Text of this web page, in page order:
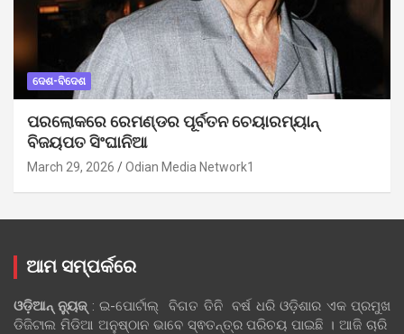
ଦେଶ-ବିଦେଶ
ପରଲୋକରେ ରେମଣ୍ଡର ପୂର୍ବତନ ଚେୟାରମ୍ୟାନ୍
ବିଜୟପତ ସିଂଘାନିଆ
March 29, 2026 Odian Media Network1
ଆମ ସମ୍ପର୍କରେ
ଓଡ଼ିଆନ୍‍ ନ୍ୟୁଜ୍‍: ଇ-ପୋର୍ଟାଲ୍ ବିଗତ ତିନି ବର୍ଷ ଧରି ଓଡ଼ିଶାର ଏକ ପ୍ରମୁଖ
ଡିଜିଟାଲ ମିଡିଆ ଅନୁଷ୍ଠାନ ଭାବେ ସ୍ଵତନ୍ତ୍ର ପରିଚୟ ପାଇଛି । ଆଜି ଚାରି